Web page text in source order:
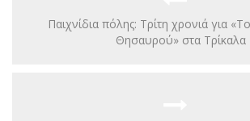
Παιχνίδια πόλης: Τρίτη χρονιά για
Θησαυρού» στα Τρίκαλα